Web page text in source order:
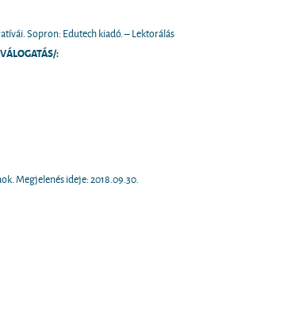
Sopron: Edutech kiadó. – Lektorálás
:
Megjelenés ideje: 2018.09.30.